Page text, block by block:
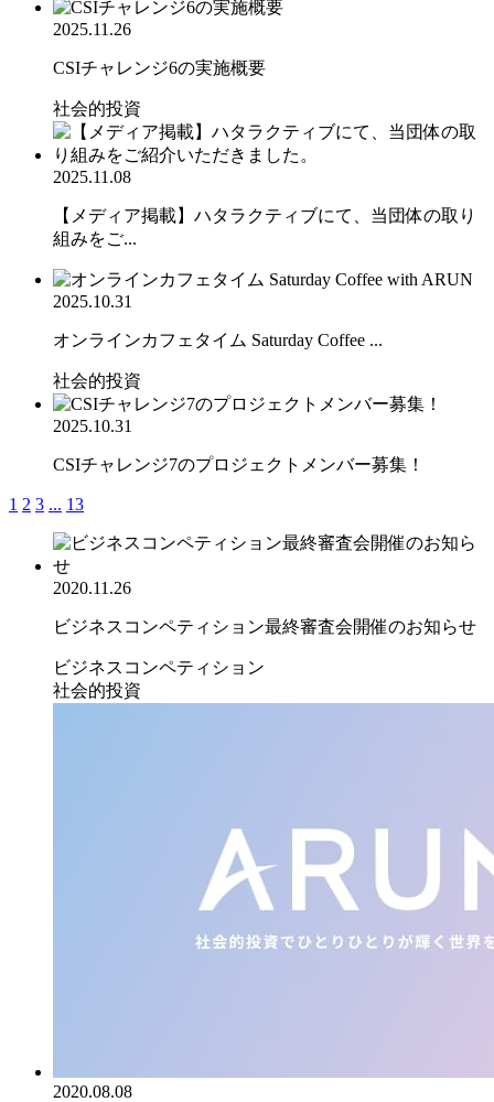
2025.11.26
CSIチャレンジ6の実施概要
社会的投資
2025.11.08
【メディア掲載】ハタラクティブにて、当団体の取り
組みをご...
2025.10.31
オンラインカフェタイム Saturday Coffee ...
社会的投資
2025.10.31
CSIチャレンジ7のプロジェクトメンバー募集！
1 2 3 ... 13
2020.11.26
ビジネスコンペティション最終審査会開催のお知らせ
ビジネスコンペティション
社会的投資
2020.08.08